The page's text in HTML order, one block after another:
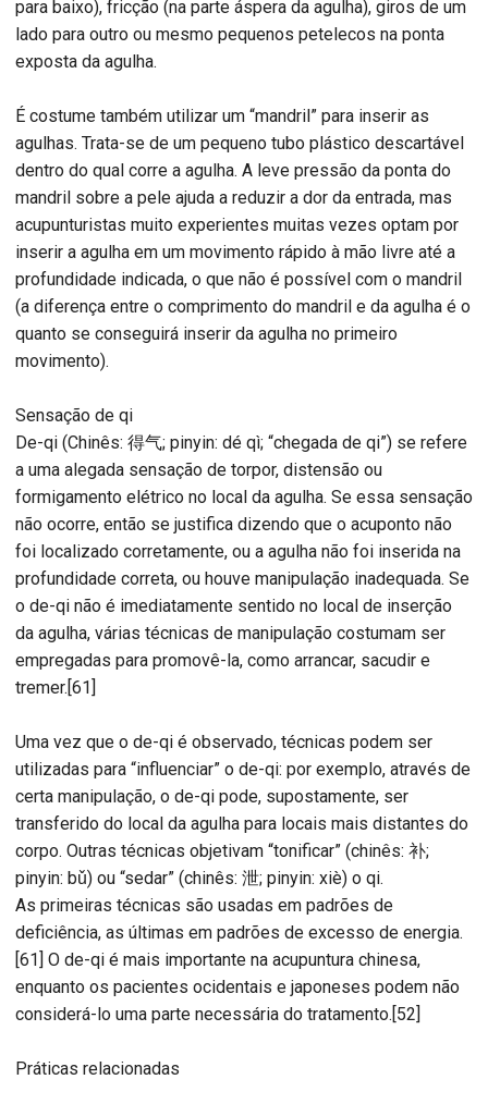
para baixo), fricção (na parte áspera da agulha), giros de um
lado para outro ou mesmo pequenos petelecos na ponta
exposta da agulha.
É costume também utilizar um “mandril” para inserir as
agulhas. Trata-se de um pequeno tubo plástico descartável
dentro do qual corre a agulha. A leve pressão da ponta do
mandril sobre a pele ajuda a reduzir a dor da entrada, mas
acupunturistas muito experientes muitas vezes optam por
inserir a agulha em um movimento rápido à mão livre até a
profundidade indicada, o que não é possível com o mandril
(a diferença entre o comprimento do mandril e da agulha é o
quanto se conseguirá inserir da agulha no primeiro
movimento).
Sensação de qi
De-qi (Chinês: 得气; pinyin: dé qì; “chegada de qi”) se refere
a uma alegada sensação de torpor, distensão ou
formigamento elétrico no local da agulha. Se essa sensação
não ocorre, então se justifica dizendo que o acuponto não
foi localizado corretamente, ou a agulha não foi inserida na
profundidade correta, ou houve manipulação inadequada. Se
o de-qi não é imediatamente sentido no local de inserção
da agulha, várias técnicas de manipulação costumam ser
empregadas para promovê-la, como arrancar, sacudir e
tremer.[61]
Uma vez que o de-qi é observado, técnicas podem ser
utilizadas para “influenciar” o de-qi: por exemplo, através de
certa manipulação, o de-qi pode, supostamente, ser
transferido do local da agulha para locais mais distantes do
corpo. Outras técnicas objetivam “tonificar” (chinês: 补;
pinyin: bǔ) ou “sedar” (chinês: 泄; pinyin: xiè) o qi.
As primeiras técnicas são usadas em padrões de
deficiência, as últimas em padrões de excesso de energia.
[61] O de-qi é mais importante na acupuntura chinesa,
enquanto os pacientes ocidentais e japoneses podem não
considerá-lo uma parte necessária do tratamento.[52]
Práticas relacionadas